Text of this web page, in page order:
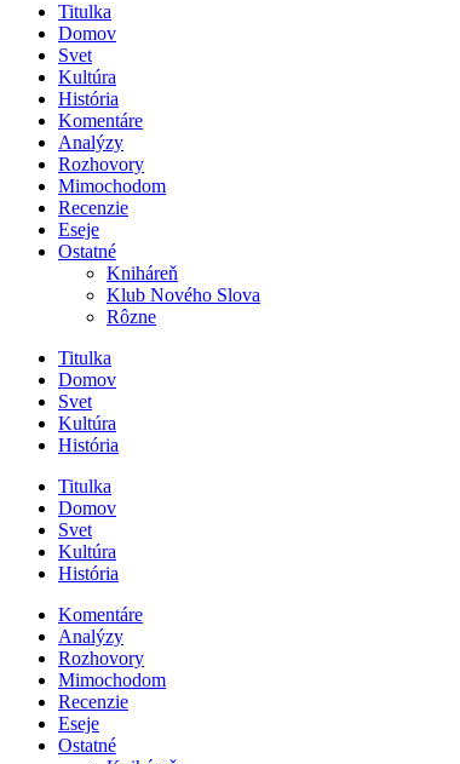
Titulka
Domov
Svet
Kultúra
História
Komentáre
Analýzy
Rozhovory
Mimochodom
Recenzie
Eseje
Ostatné
Kniháreň
Klub Nového Slova
Rôzne
Titulka
Domov
Svet
Kultúra
História
Titulka
Domov
Svet
Kultúra
História
Komentáre
Analýzy
Rozhovory
Mimochodom
Recenzie
Eseje
Ostatné